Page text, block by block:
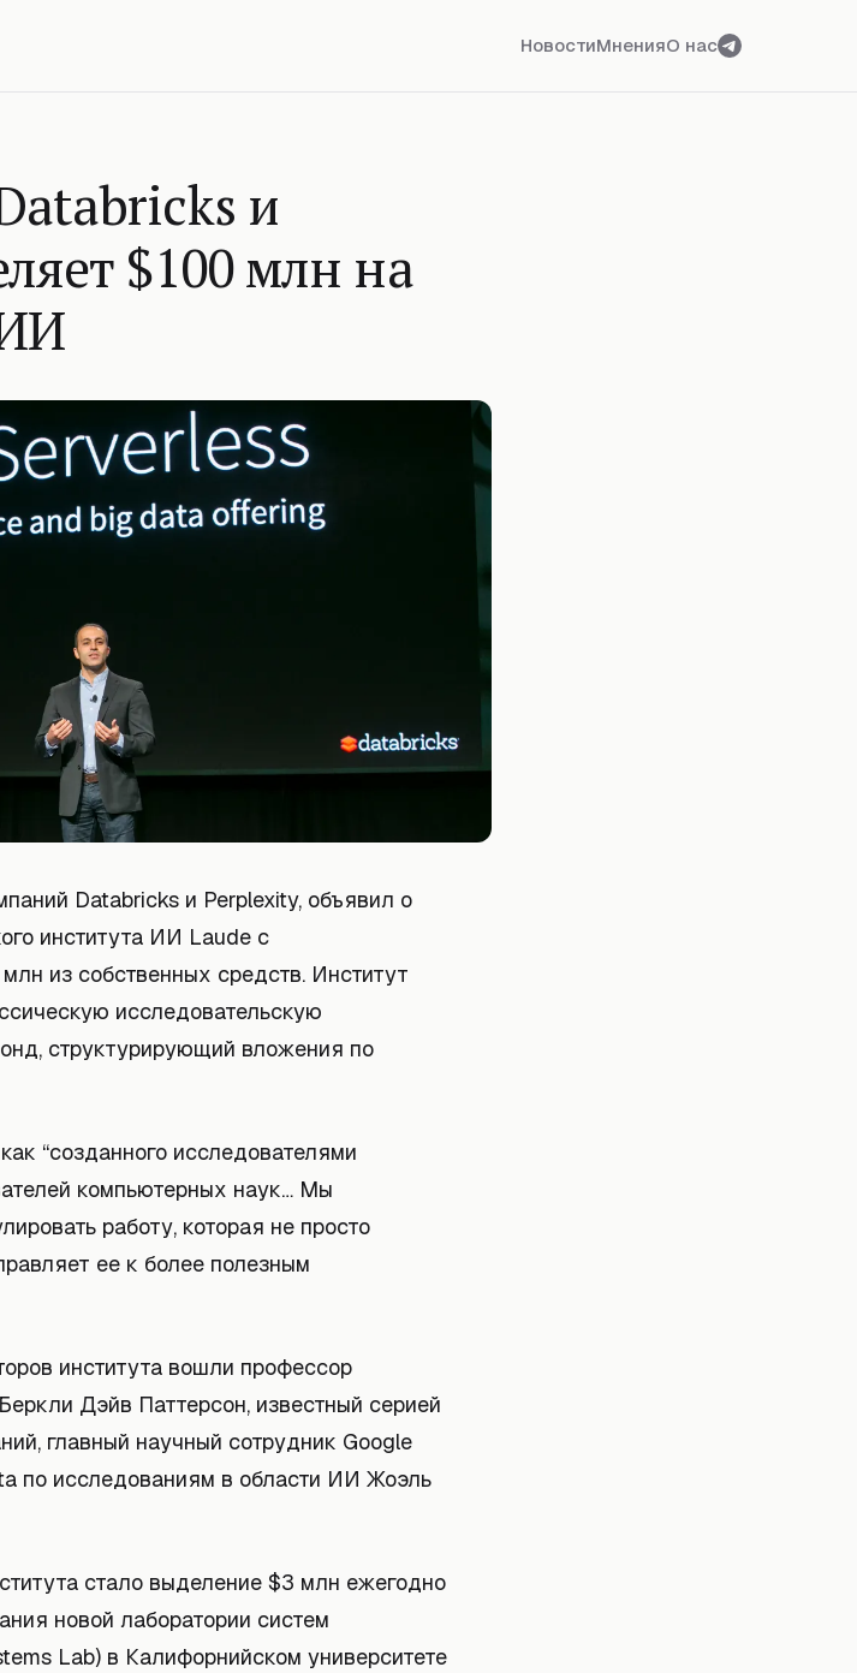
НовостиМненияО нас
и
$100 млн на
Databricks и Perplexity, объявил о
института ИИ Laude с
из собственных средств. Институт
исследовательскую
структурирующий вложения по
“созданного исследователями
компьютерных наук… Мы
работу, которая не просто
ее к более полезным
института вошли профессор
Дэйв Паттерсон, известный серией
главный научный сотрудник Google
по исследованиям в области ИИ Жоэль
стало выделение $3 млн ежегодно
новой лаборатории систем
Lab) в Калифорнийском университете